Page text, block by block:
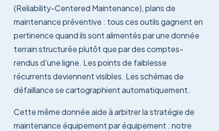
(Reliability-Centered Maintenance), plans de
maintenance préventive : tous ces outils gagnent en
pertinence quand ils sont alimentés par une donnée
terrain structurée plutôt que par des comptes-
rendus d'une ligne. Les points de faiblesse
récurrents deviennent visibles. Les schémas de
défaillance se cartographient automatiquement.
Cette même donnée aide à arbitrer la stratégie de
maintenance équipement par équipement : notre